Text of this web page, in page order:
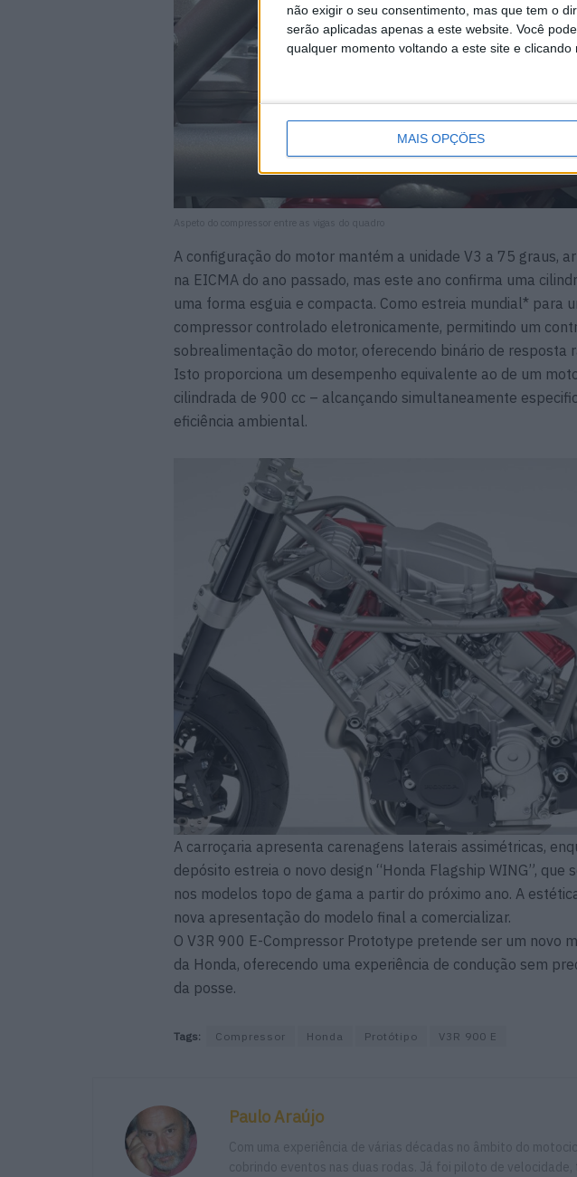
não exigir o seu consentimento, mas que tem o
serão aplicadas apenas a este website. Você
qualquer momento voltando a este site e
MAIS OPÇÕES
Aspeto do compressor entre as vigas do quadro
A configuração do motor mantém a unidade V3 a 75 graus,
na EICMA do ano passado, mas este ano confirma uma
uma forma esguia e compacta. Como estreia mundial* para
compressor controlado eletronicamente, permitindo um
sobrealimentação do motor, oferecendo binário de resposta
Isto proporciona um desempenho equivalente ao de um
cilindrada de 900 cc – alcançando simultaneamente
eficiência ambiental.
A carroçaria apresenta carenagens laterais assimétricas,
depósito estreia o novo design “Honda Flagship WING”,
nos modelos topo de gama a partir do próximo ano. A
nova apresentação do modelo final a comercializar.
O V3R 900 E-Compressor Prototype pretende ser um novo
da Honda, oferecendo uma experiência de condução sem
da posse.
Tags: Compressor Honda Protótipo V3R 900 E
Paulo Araújo
Com uma experiência de várias décadas no âmbito do
cobrindo eventos nas duas rodas. Já foi piloto de velocidade,